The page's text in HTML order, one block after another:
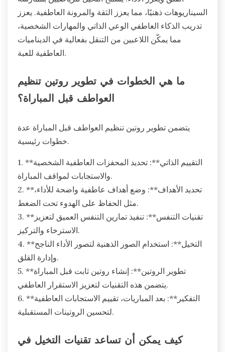
السيناريوهات ذهنيًا، مما يعزز الثقة والمرونة العاطفية. يعزز
تدريب الذكاء العاطفي الوعي الذاتي والمهارات الشخصية،
مما يمكّن اللاعبين من التنقل بفعالية في الديناميات
العاطفية للعبة.
ما هي الخطوات في تطوير روتين تنظيم
العواطف قبل المباراة؟
يتضمن تطوير روتين تنظيم العواطف قبل المباراة عدة
خطوات رئيسية.
1. **التقييم الذاتي**: تحديد المحفزات العاطفية الشخصية
والاستجابات لمواقف المباراة.
2. **تحديد الأهداف**: وضع أهداف عاطفية واضحة للأداء،
مثل الحفاظ على الهدوء تحت الضغط.
3. **تقنيات التنفس**: تنفيذ تمارين التنفس العميق لتعزيز
الاسترخاء والتركيز.
4. **التخيل**: استخدام الصور الذهنية لتصور الأداء الناجح
وإدارة القلق.
5. **تطوير الروتين**: إنشاء روتين ثابت قبل المباراة
يتضمن هذه التقنيات لتعزيز الاستقرار العاطفي.
6. **التفكير**: بعد المباريات، تقييم الاستجابات العاطفية
لتحسين الروتينات المستقبلية.
كيف يمكن أن تساعد تقنيات التخيل في